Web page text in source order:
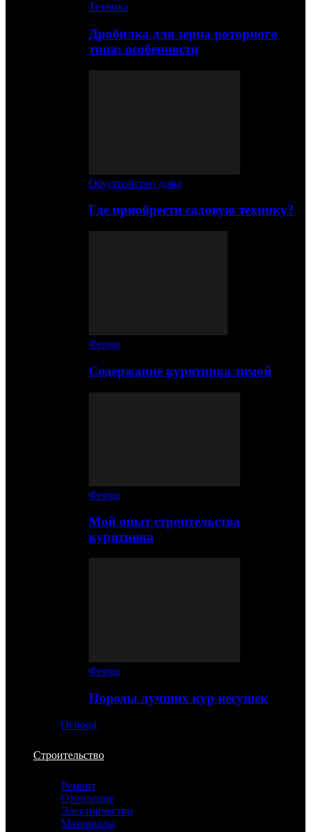
Техника
Дробилка для зерна роторного
типа: особенности
Обустройство дома
Где приобрести садовую технику?
Ферма
Содержание курятника зимой
Ферма
Мой опыт строительства
курятника
Ферма
Породы лучших кур несушек
Огород
Строительство
Ремонт
Отопление
Электричество
Материалы